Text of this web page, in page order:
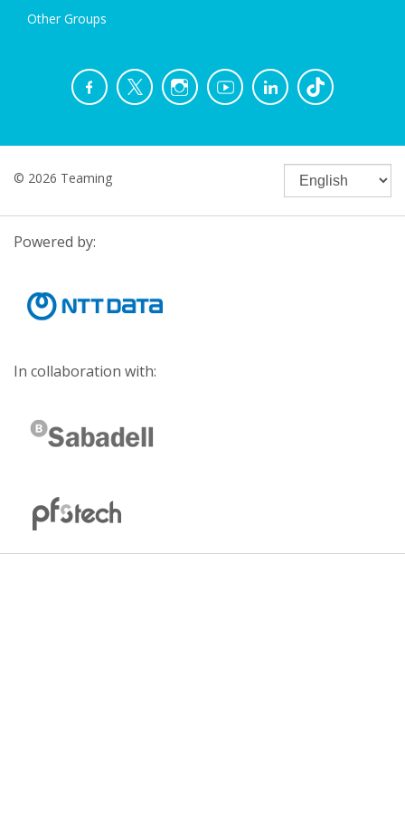
Other Groups
© 2026 Teaming
Powered by:
In collaboration with: